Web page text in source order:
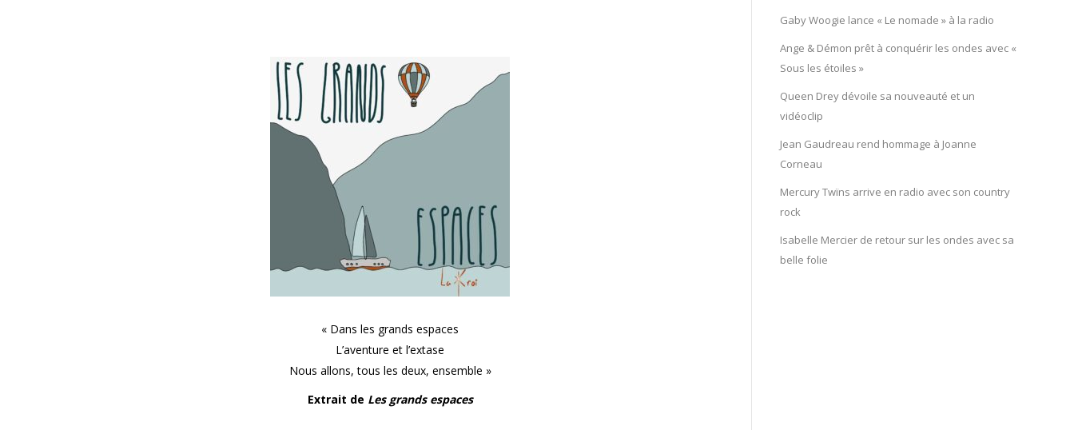
« Dans les grands espaces
L’aventure et l’extase
Nous allons, tous les deux, ensemble »
Extrait de Les grands espaces
Gaby Woogie lance « Le nomade » à la radio
Ange & Démon prêt à conquérir les ondes avec «
Sous les étoiles »
Queen Drey dévoile sa nouveauté et un
vidéoclip
Jean Gaudreau rend hommage à Joanne
Corneau
Mercury Twïns arrive en radio avec son country
rock
Isabelle Mercier de retour sur les ondes avec sa
belle folie